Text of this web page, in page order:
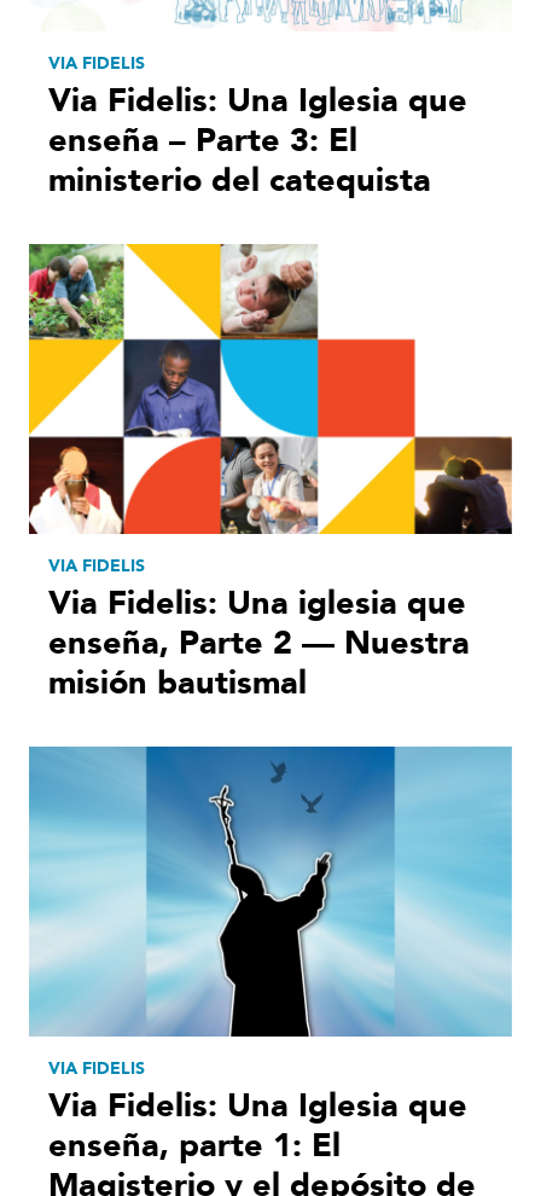
VIA FIDELIS
Via Fidelis: Una Iglesia que
enseña – Parte 3: El
ministerio del catequista
VIA FIDELIS
Via Fidelis: Una iglesia que
enseña, Parte 2 — Nuestra
misión bautismal
VIA FIDELIS
Via Fidelis: Una Iglesia que
enseña, parte 1: El
Magisterio y el depósito de